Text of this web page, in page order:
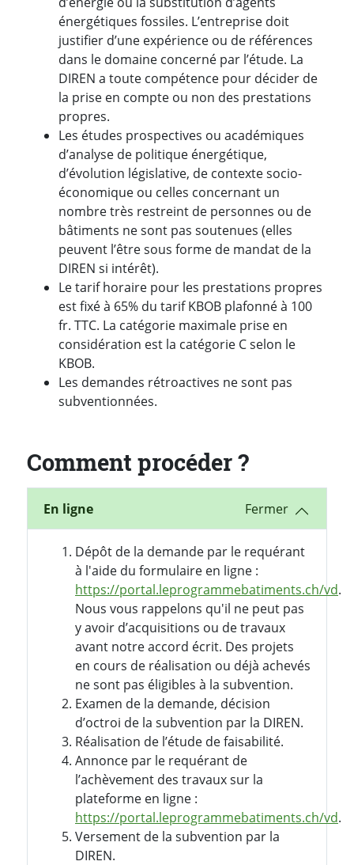
énergétiques fossiles. L’entreprise doit
justifier d’une expérience ou de références
dans le domaine concerné par l’étude. La
DIREN a toute compétence pour décider de
la prise en compte ou non des prestations
propres.
Les études prospectives ou académiques
d’analyse de politique énergétique,
d’évolution législative, de contexte socio-
économique ou celles concernant un
nombre très restreint de personnes ou de
bâtiments ne sont pas soutenues (elles
peuvent l’être sous forme de mandat de la
DIREN si intérêt).
Le tarif horaire pour les prestations propres
est fixé à 65% du tarif KBOB plafonné à 100
fr. TTC. La catégorie maximale prise en
considération est la catégorie C selon le
KBOB.
Les demandes rétroactives ne sont pas
subventionnées.
Comment procéder ?
En ligne
Dépôt de la demande par le requérant
à l'aide du formulaire en ligne :
https://portal.leprogrammebatiments.ch/vd.
Nous vous rappelons qu'il ne peut pas
y avoir d’acquisitions ou de travaux
avant notre accord écrit. Des projets
en cours de réalisation ou déjà achevés
ne sont pas éligibles à la subvention.
Examen de la demande, décision
d’octroi de la subvention par la DIREN.
Réalisation de l’étude de faisabilité.
Annonce par le requérant de
l’achèvement des travaux sur la
plateforme en ligne :
https://portal.leprogrammebatiments.ch/vd.
Versement de la subvention par la
DIREN.